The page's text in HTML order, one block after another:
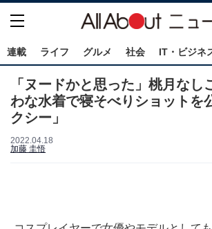
連載 ライフ グルメ 社会 IT・ビジネ
「ヌードかと思った」桃月なし
わな水着で寝そべりショットを
クシー」
2022.04.18
加藤 圭悟